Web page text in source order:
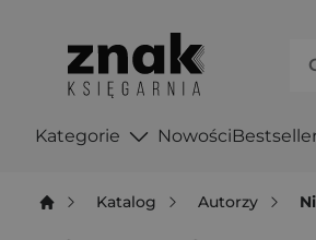
Kategorie Nowości
Katalog Autorzy